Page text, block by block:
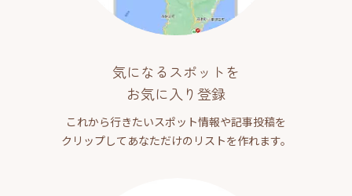
気になるスポットを
お気に入り登録
これから行きたいスポット情報や記事投稿を
クリップしてあなただけのリストを作れます。